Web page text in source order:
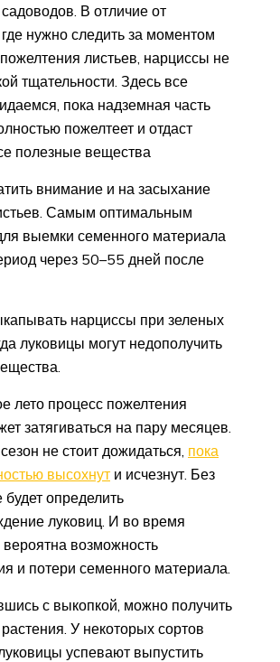
В отличие от
нужно следить за моментом
листьев, нарциссы не
тщательности. Здесь все
пока надземная часть
пожелтеет и отдаст
полезные вещества
внимание и на засыхание
Самым оптимальным
выемки семенного материала
через 50–55 дней после
нарциссы при зеленых
луковицы могут недополучить
лето процесс пожелтения
затягиваться на пару месяцев.
не стоит дожидаться, пока
высохнут и исчезнут. Без
будет определить
луковиц. И во время
вероятна возможность
и потери семенного материала.
с выкопкой, можно получить
У некоторых сортов
успевают выпустить